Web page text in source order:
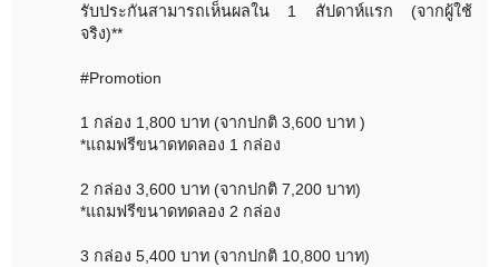
รับประกันสามารถเห็นผลใน 1 สัปดาห์แรก (จากผู้ใช้
จริง)**
#Promotion
1 กล่อง 1,800 บาท (จากปกติ 3,600 บาท )
*แถมฟรีขนาดทดลอง 1 กล่อง
2 กล่อง 3,600 บาท (จากปกติ 7,200 บาท)
*แถมฟรีขนาดทดลอง 2 กล่อง
3 กล่อง 5,400 บาท (จากปกติ 10,800 บาท)